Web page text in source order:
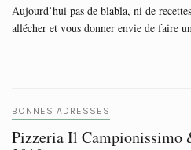
Aujourd’hui pas de blabla, ni de
allécher et vous donner envie de faire
BONNES ADRESSES
Pizzeria Il Campionissimo